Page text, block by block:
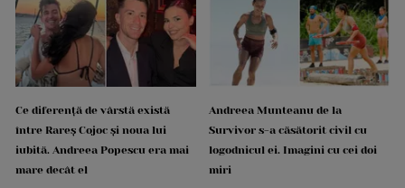
Ce diferență de vârstă există
între Rareș Cojoc și noua lui
iubită. Andreea Popescu era mai
mare decât el
Andreea Munteanu de la
Survivor s-a căsătorit civil cu
logodnicul ei. Imagini cu cei doi
miri